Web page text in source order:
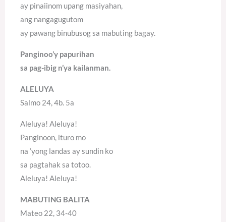
ay pinaiinom upang masiyahan,
ang nangagugutom
ay pawang binubusog sa mabuting bagay.
Panginoo’y papurihan
sa pag-ibig n’ya kailanman.
ALELUYA
Salmo 24, 4b. 5a
Aleluya! Aleluya!
Panginoon, ituro mo
na ‘yong landas ay sundin ko
sa pagtahak sa totoo.
Aleluya! Aleluya!
MABUTING BALITA
Mateo 22, 34-40